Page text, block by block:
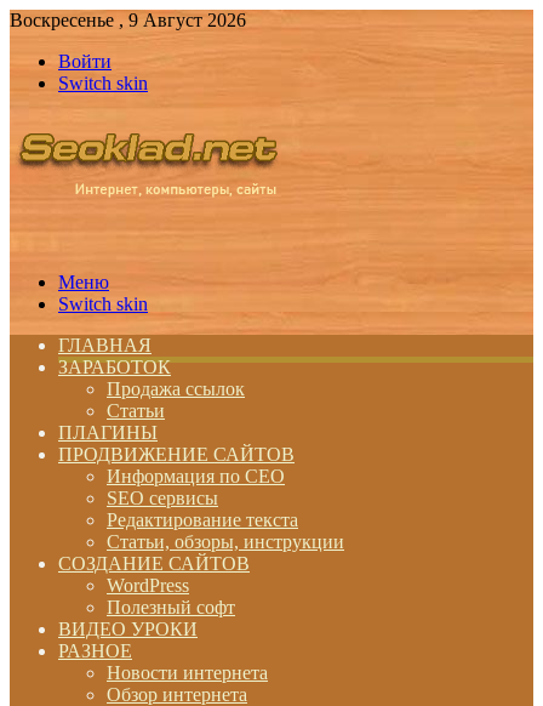
Воскресенье , 9 Август 2026
Войти
Switch skin
Меню
Switch skin
ГЛАВНАЯ
ЗАРАБОТОК
Продажа ссылок
Статьи
ПЛАГИНЫ
ПРОДВИЖЕНИЕ САЙТОВ
Информация по СЕО
SEO сервисы
Редактирование текста
Статьи, обзоры, инструкции
СОЗДАНИЕ САЙТОВ
WordPress
Полезный софт
ВИДЕО УРОКИ
РАЗНОЕ
Новости интернета
Обзор интернета